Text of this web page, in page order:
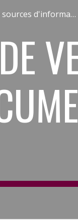
navigation Types de sources d'informations